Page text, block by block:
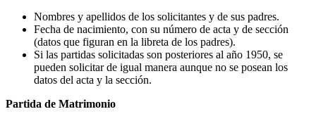
Nombres y apellidos de los solicitantes y de sus padres.
Fecha de nacimiento, con su número de acta y de sección
(datos que figuran en la libreta de los padres).
Si las partidas solicitadas son posteriores al año 1950, se
pueden solicitar de igual manera aunque no se posean los
datos del acta y la sección.
Partida de Matrimonio